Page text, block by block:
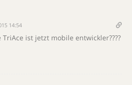
14:54
ist jetzt mobile entwickler????